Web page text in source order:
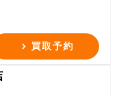
買取予約